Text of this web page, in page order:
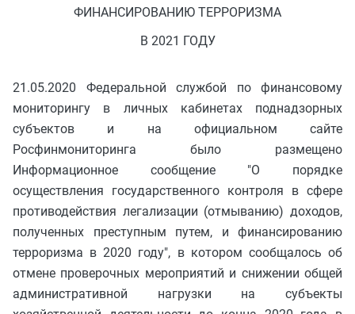
ФИНАНСИРОВАНИЮ ТЕРРОРИЗМА
В 2021 ГОДУ
21.05.2020 Федеральной службой по финансовому
мониторингу в личных кабинетах поднадзорных
субъектов и на официальном сайте
Росфинмониторинга было размещено
Информационное сообщение "О порядке
осуществления государственного контроля в сфере
противодействия легализации (отмыванию) доходов,
полученных преступным путем, и финансированию
терроризма в 2020 году", в котором сообщалось об
отмене проверочных мероприятий и снижении общей
административной нагрузки на субъекты